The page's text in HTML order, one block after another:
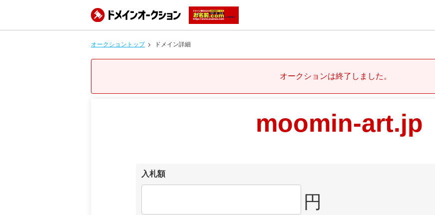
オークショントップ ドメイン詳細
オークションは終了しました。
moomin-art.jp
入札額
円